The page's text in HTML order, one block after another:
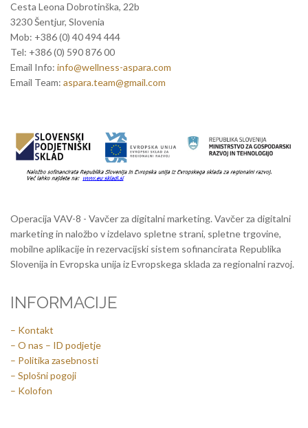
Cesta Leona Dobrotinška, 22b
3230 Šentjur, Slovenia
Mob: +386 (0) 40 494 444
Tel: +386 (0) 590 876 00
Email Info: info@wellness-aspara.com
Email Team: aspara.team@gmail.com
Operacija VAV-8 - Vavčer za digitalni marketing. Vavčer za digitalni
marketing in naložbo v izdelavo spletne strani, spletne trgovine,
mobilne aplikacije in rezervacijski sistem sofinancirata Republika
Slovenija in Evropska unija iz Evropskega sklada za regionalni razvoj.
INFORMACIJE
– Kontakt
– O nas – ID podjetje
– Politika zasebnosti
– Splošni pogoji
– Kolofon